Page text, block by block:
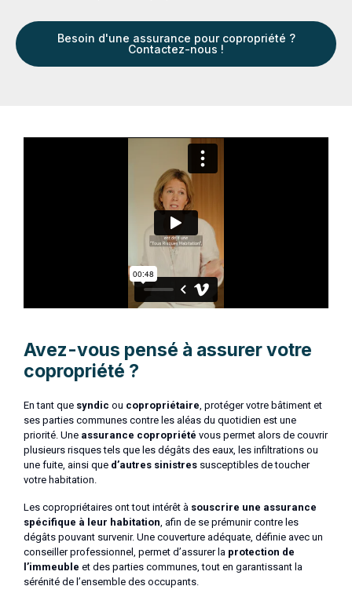
Besoin d'une assurance pour copropriété ?
Contactez-nous !
Avez-vous pensé à assurer votre
copropriété ?
En tant que syndic ou copropriétaire, protéger votre bâtiment et
ses parties communes contre les aléas du quotidien est une
priorité. Une assurance copropriété vous permet alors de couvrir
plusieurs risques tels que les dégâts des eaux, les infiltrations ou
une fuite, ainsi que d’autres sinistres susceptibles de toucher
votre habitation.
Les copropriétaires ont tout intérêt à souscrire une assurance
spécifique à leur habitation, afin de se prémunir contre les
dégâts pouvant survenir. Une couverture adéquate, définie avec un
conseiller professionnel, permet d’assurer la protection de
l’immeuble et des parties communes, tout en garantissant la
sérénité de l’ensemble des occupants.